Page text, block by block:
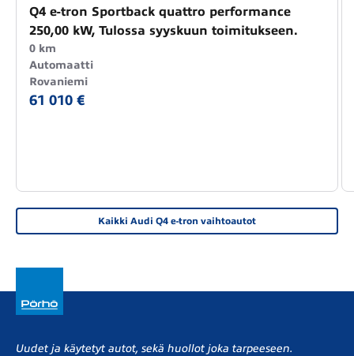
Q4 e-tron Sportback quattro performance
250,00 kW, Tulossa syyskuun toimitukseen.
0 km
Automaatti
Rovaniemi
61 010 €
Kaikki Audi Q4 e-tron vaihtoautot
Uudet ja käytetyt autot, sekä huollot joka tarpeeseen.